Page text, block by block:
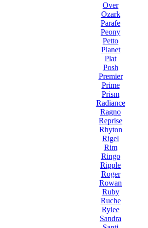
Over
Ozark
Parafe
Peony
Petto
Planet
Plat
Posh
Premier
Prime
Prism
Radiance
Ragno
Reprise
Rhyton
Rigel
Rim
Ringo
Ripple
Roger
Rowan
Ruby
Ruche
Rylee
Sandra